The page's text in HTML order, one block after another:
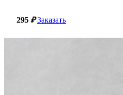
295 ₽ Заказать